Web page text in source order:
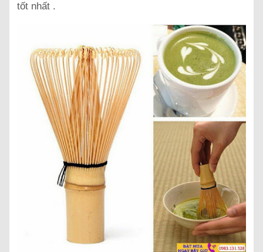
tốt nhất .